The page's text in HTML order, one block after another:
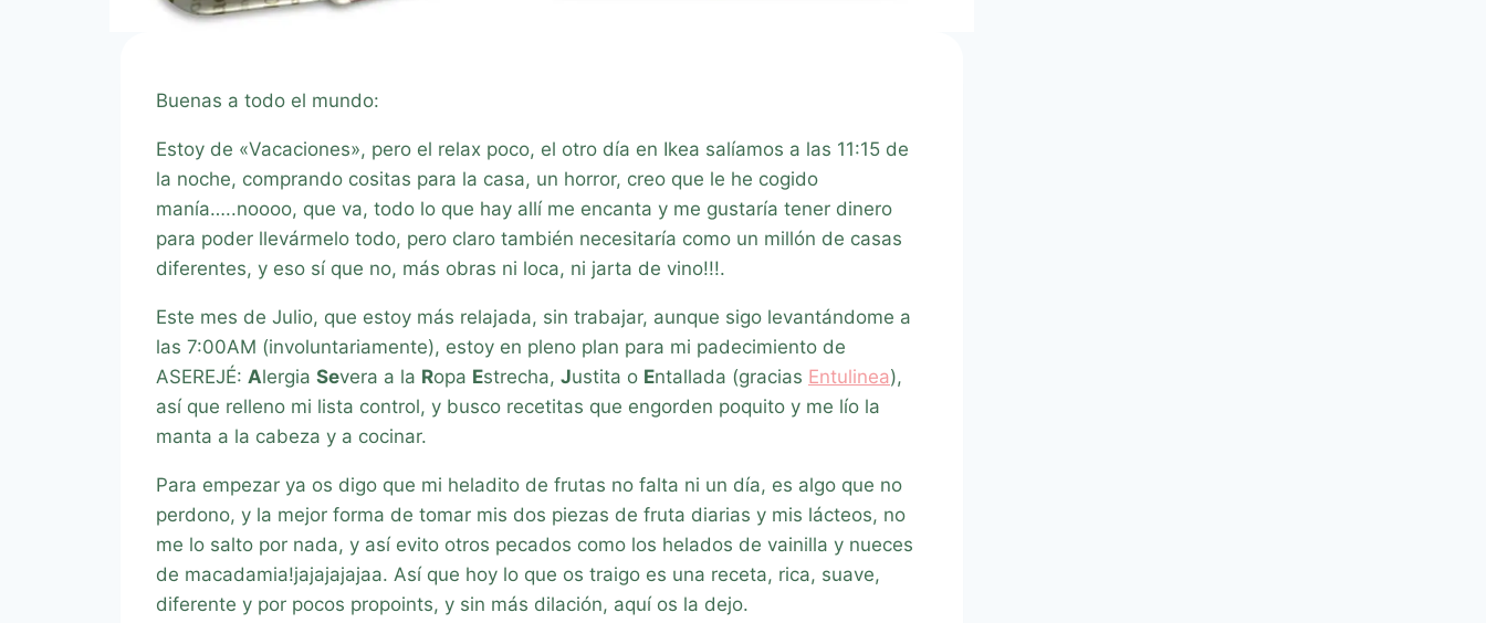
Buenas a todo el mundo:
Estoy de «Vacaciones», pero el relax poco, el otro día en Ikea salíamos a las 11:15 de
la noche, comprando cositas para la casa, un horror, creo que le he cogido
manía…..noooo, que va, todo lo que hay allí me encanta y me gustaría tener dinero
para poder llevármelo todo, pero claro también necesitaría como un millón de casas
diferentes, y eso sí que no, más obras ni loca, ni jarta de vino!!!.
Este mes de Julio, que estoy más relajada, sin trabajar, aunque sigo levantándome a
las 7:00AM (involuntariamente), estoy en pleno plan para mi padecimiento de
ASEREJÉ: Alergia Severa a la Ropa Estrecha, Justita o Entallada (gracias Entulinea),
así que relleno mi lista control, y busco recetitas que engorden poquito y me lío la
manta a la cabeza y a cocinar.
Para empezar ya os digo que mi heladito de frutas no falta ni un día, es algo que no
perdono, y la mejor forma de tomar mis dos piezas de fruta diarias y mis lácteos, no
me lo salto por nada, y así evito otros pecados como los helados de vainilla y nueces
de macadamia!jajajajajaa. Así que hoy lo que os traigo es una receta, rica, suave,
diferente y por pocos propoints, y sin más dilación, aquí os la dejo.